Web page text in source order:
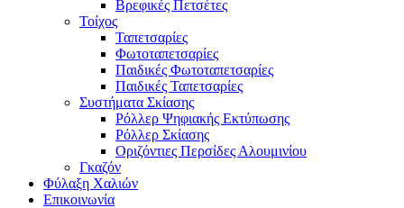
Βρεφικές Πετσέτες
Τοίχος
Ταπετσαρίες
Φωτοταπετσαρίες
Παιδικές Φωτοταπετσαρίες
Παιδικές Ταπετσαρίες
Συστήματα Σκίασης
Ρόλλερ Ψηφιακής Εκτύπωσης
Ρόλλερ Σκίασης
Οριζόντιες Περσίδες Αλουμινίου
Γκαζόν
Φύλαξη Χαλιών
Επικοινωνία